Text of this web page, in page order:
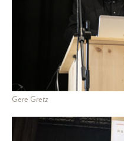
Gere Gretz